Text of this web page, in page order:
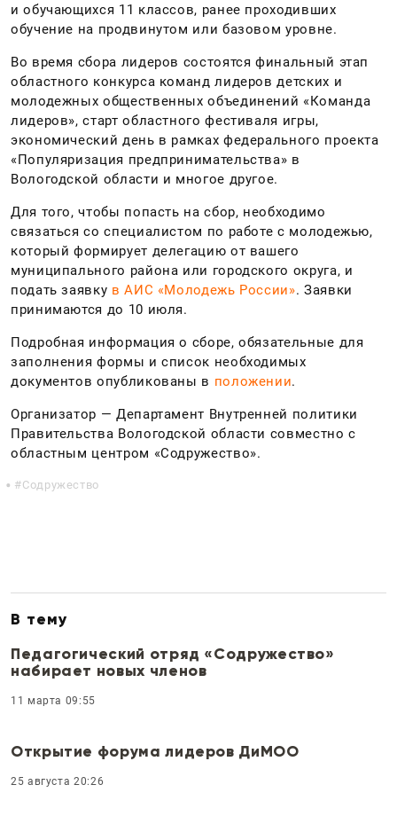
и обучающихся 11 классов, ранее проходивших
обучение на продвинутом или базовом уровне.
Во время сбора лидеров состоятся финальный этап
областного конкурса команд лидеров детских и
молодежных общественных объединений «Команда
лидеров», старт областного фестиваля игры,
экономический день в рамках федерального проекта
«Популяризация предпринимательства» в
Вологодской области и многое другое.
Для того, чтобы попасть на сбор, необходимо
связаться со специалистом по работе с молодежью,
который формирует делегацию от вашего
муниципального района или городского округа, и
подать заявку в АИС «Молодежь России». Заявки
принимаются до 10 июля.
Подробная информация о сборе, обязательные для
заполнения формы и список необходимых
документов опубликованы в положении.
Организатор — Департамент Внутренней политики
Правительства Вологодской области совместно с
областным центром «Содружество».
Содружество
В тему
Педагогический отряд «Содружество»
набирает новых членов
11 марта 09:55
Открытие форума лидеров ДиМОО
25 августа 20:26